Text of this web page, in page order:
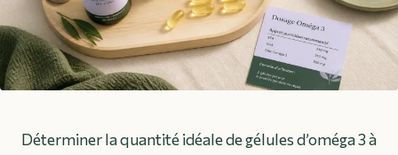
Déterminer la quantité idéale de gélules d’oméga 3 à